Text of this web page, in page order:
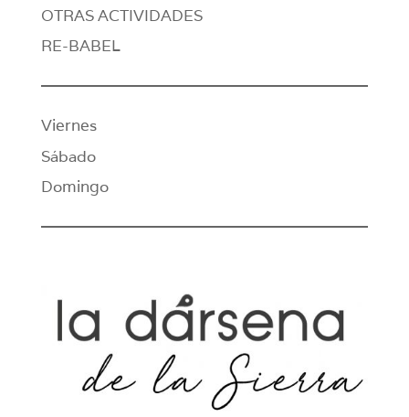
OTRAS ACTIVIDADES
RE-BABEL
Viernes
Sábado
Domingo